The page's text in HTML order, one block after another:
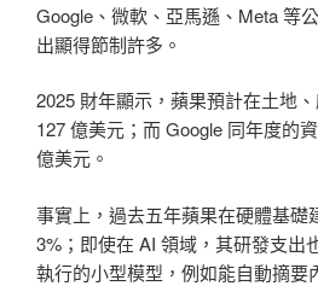
Google、微軟、亞馬遜、Meta 等
出顯得節制許多。
2025 財年顯示，蘋果預計在土地
127 億美元；而 Google 同年度的
億美元。
事實上，過去五年蘋果在硬體基礎
3%；即使在 AI 領域，其研發支出
執行的小型模型，例如能自動摘要